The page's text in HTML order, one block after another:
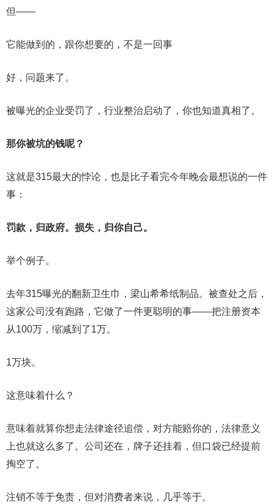
但——
它能做到的，跟你想要的，不是一回事
好，问题来了。
被曝光的企业受罚了，行业整治启动了，你也知道真相了。
那你被坑的钱呢？
这就是315最大的悖论，也是比子看完今年晚会最想说的一件
事：
罚款，归政府。损失，归你自己。
举个例子。
去年315曝光的翻新卫生巾，梁山希希纸制品。被查处之后，
这家公司没有跑路，它做了一件更聪明的事——把注册资本
从100万，缩减到了1万。
1万块。
这意味着什么？
意味着就算你想走法律途径追偿，对方能赔你的，法律意义
上也就这么多了。公司还在，牌子还挂着，但口袋已经提前
掏空了。
注销不等于免责，但对消费者来说，几乎等于。